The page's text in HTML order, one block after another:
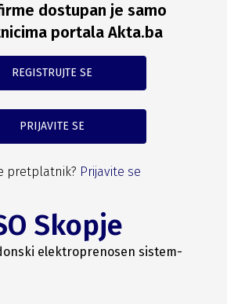
dostupan je samo
portala Akta.ba
REGISTRUJTE SE
PRIJAVITE SE
pretplatnik? Prijavite se
Skopje
elektroprenosen sistem-